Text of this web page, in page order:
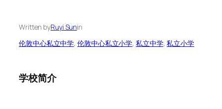
Written byRuyi Sunin
伦敦中心私立中学, 伦敦中心私立小学, 私立中学, 私立小学
学校简介